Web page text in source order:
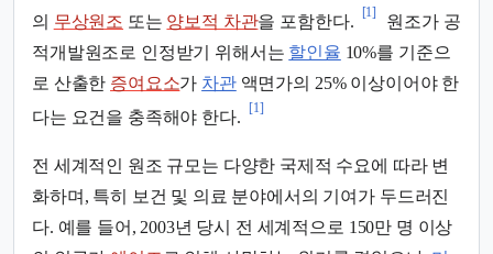
의 무상원조 또는 양보적 차관을 포함한다.
[1]
원조가 공
적개발원조로 인정받기 위해서는 할인율 10%를 기준으
로 산출한 증여요소가 차관액면가의 25% 이상이어야 한
다는 요건을 충족해야 한다.
[1]
전 세계적인 원조 규모는 다양한 국제적 수요에 따라 변
화하며, 특히 보건 및 의료 분야에서의 기여가 두드러진
다. 예를 들어, 2003년 당시 전 세계적으로 150만 명 이상